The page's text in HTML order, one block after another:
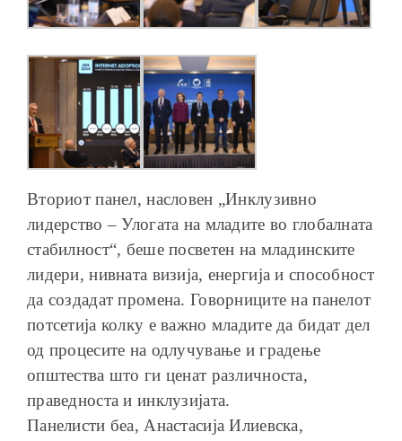
Вториот панел, насловен „Инклузивно
лидерство – Улогата на младите во глобалната
стабилност“, беше посветен на младинските
лидери, нивната визија, енергија и способност
да создадат промена. Говорниците на панелот
потсетија колку е важно младите да бидат дел
од процесите на одлучување и градење
општества што ги ценат различноста,
праведноста и инклузијата.
Панелисти беа, Анастасија Илиевска,